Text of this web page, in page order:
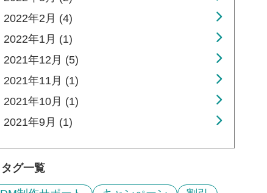
2022年2月 (4)
2022年1月 (1)
2021年12月 (5)
2021年11月 (1)
2021年10月 (1)
2021年9月 (1)
タグ一覧